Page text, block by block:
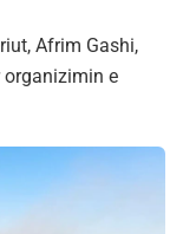
Afrim Gashi,
organizimin e